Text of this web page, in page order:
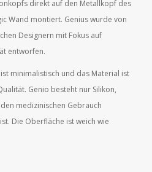
direkt auf den Metallkopf des
Wand montiert. Genius wurde von
Designern mit Fokus auf
entworfen.
minimalistisch und das Material ist
Genio besteht nur Silikon,
medizinischen Gebrauch
Die Oberfläche ist weich wie